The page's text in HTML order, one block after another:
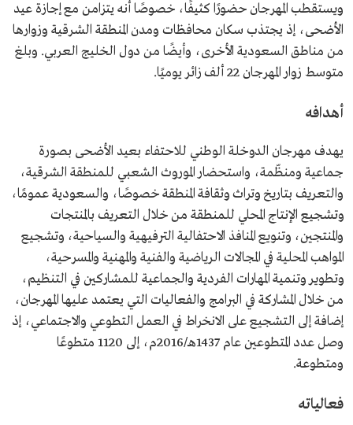
ويستقطب المهرجان حضورًا كثيفًا، خصوصًا أنه يتزامن مع إجازة عيد
الأضحى، إذ يجتذب سكان محافظات ومدن المنطقة الشرقية وزوارها
من مناطق السعودية الأخرى، وأيضًا من دول الخليج العربي. وبلغ
متوسط زوار المهرجان 22 ألف زائر يوميًا.
أهدافه
يهدف مهرجان الدوخلة الوطني للاحتفاء بعيد الأضحى بصورة
جماعية ومنظّمة، واستحضار الموروث الشعبي للمنطقة الشرقية،
والتعريف بتاريخ وتراث وثقافة المنطقة خصوصًا، والسعودية عمومًا،
وتشجيع الإنتاج المحلي للمنطقة من خلال التعريف بالمنتجات
والمنتجين، وتنويع المنافذ الاحتفالية الترفيهية والسياحية، وتشجيع
المواهب المحلية في المجالات الرياضية والفنية والمهنية والمسرحية،
وتطوير وتنمية المهارات الفردية والجماعية للمشاركين في التنظيم،
من خلال المشاركة في البرامج والفعاليات التي يعتمد عليها المهرجان،
إضافة إلى التشجيع على الانخراط في العمل التطوعي والاجتماعي، إذ
وصل عدد المتطوعين عام 1437هـ/2016م، إلى 1120 متطوعًا
ومتطوعة.
فعالياته